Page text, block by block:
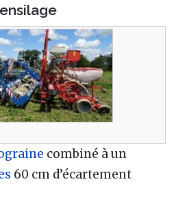
combiné à un
60 cm d’écartement